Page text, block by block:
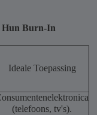
Hun Burn-In
Ideale Toepassing
(telefoons, tv's).